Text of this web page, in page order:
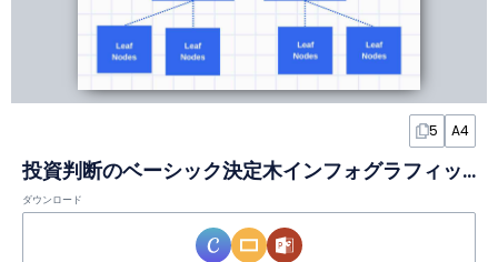
5 A4
投資判断のベーシック決定木インフォグラフィック
ダウンロード